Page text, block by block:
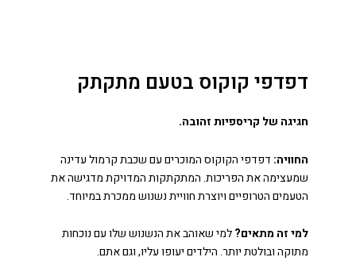
דפדפי קוקוס בטעם מתקתק
חגיגה של קריספיות זהובה.
החוויה:דפדפי הקוקוס המוכרים עם שכבת קרמול עדינה
שמעצימה את הפריכות. המתקתקות המדויקת מדגישה את
הטעמים הטרופיים ויוצרת חוויית נשנוש ממכרת במיוחד.
למי זה מתאים?למי שאוהב את הנשנוש שלו עם נוכחות
מתוקה ובולטת יותר. הילדים יעופו עליו, וגם אתם.